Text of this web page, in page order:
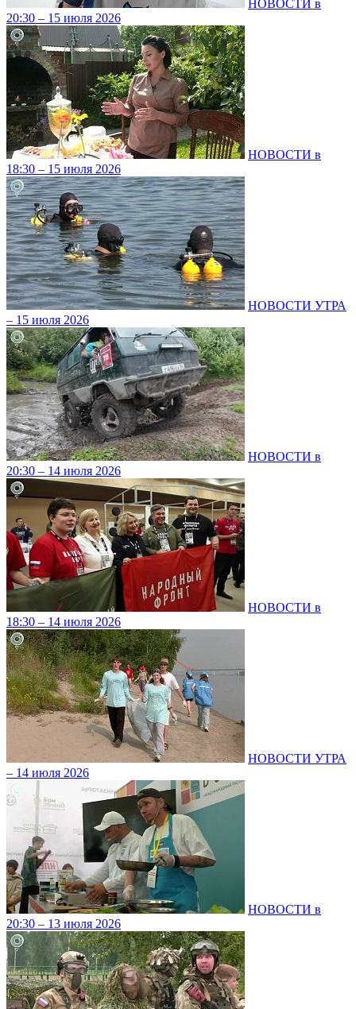
НОВОСТИ в
20:30 – 15 июля 2026
НОВОСТИ в
18:30 – 15 июля 2026
НОВОСТИ УТРА
– 15 июля 2026
НОВОСТИ в
20:30 – 14 июля 2026
НОВОСТИ в
18:30 – 14 июля 2026
НОВОСТИ УТРА
– 14 июля 2026
НОВОСТИ в
20:30 – 13 июля 2026